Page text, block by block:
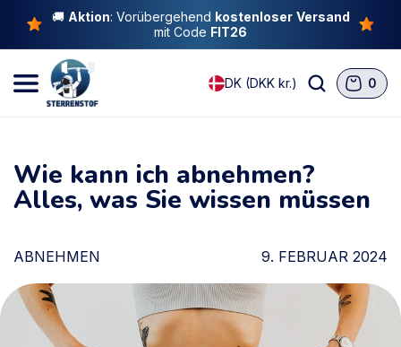
Direkt zum Inhalt
🚚 Aktion: Vorübergehend kostenloser Versand
mit Code FIT26
L
a
/
R
i
o
n
DK (DKK kr.) Warenkorb
0
0
Artikel
Wie kann ich abnehmen?
Alles, was Sie wissen müssen
ABNEHMEN 9. FEBRUAR 2024